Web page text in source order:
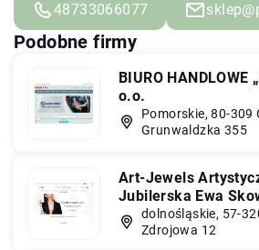
48733066077
Podobne firmy
BIURO HANDLOWE
o.o.
Pomorskie, 80-309
Grunwaldzka 355
Art-Jewels
Jubilerska Ewa
dolnośląskie, 57-
Zdrojowa 12